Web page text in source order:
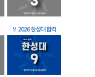
🏅 2026 한성대 합격